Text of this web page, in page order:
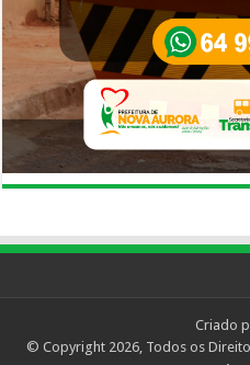
Criado
© Copyright 2026, Todos os